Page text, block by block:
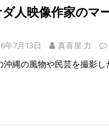
ダ人映像作家のマ
年7月13日 真喜屋 力
沖縄の風物や民芸を撮影